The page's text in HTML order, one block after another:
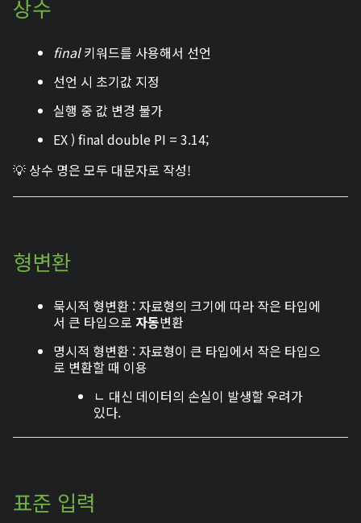
상수
final키워드를 사용해서 선언
선언 시 초기값 지정
실행 중 값 변경 불가
EX ) final double PI = 3.14;
💡 상수 명은 모두 대문자로 작성!
형변환
묵시적 형변환 : 자료형의 크기에 따라 작은 타입에
서 큰 타입으로 자동변환
명시적 형변환 : 자료형이 큰 타입에서 작은 타입으
로 변환할 때 이용
ㄴ 대신 데이터의 손실이 발생할 우려가
있다.
표준 입력